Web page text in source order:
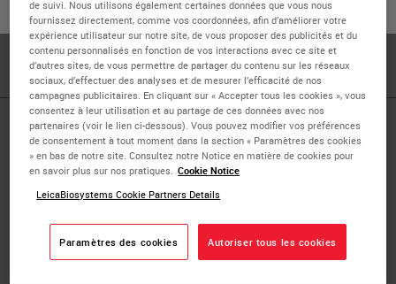
OUI ou Non
Neville J Farmer is a former Manager of Anatomical
Pathology at Dorevitch Pathology in Victoria, Australia.
Published Pieces by
Neville J
Artifacts in Histological and
Cytological Preparations
de suivi. Nous utilisons également certaines données que vous nous
fournissez directement, comme vos coordonnées, afin d’améliorer votre
expérience utilisateur sur notre site, de vous proposer des publicités et du
contenu personnalisés en fonction de vos interactions avec ce site et
d’autres sites, de vous permettre de partager du contenu sur les réseaux
sociaux, d’effectuer des analyses et de mesurer l’efficacité de nos
campagnes publicitaires. En cliquant sur « Accepter tous les cookies », vous
consentez à leur utilisation et au partage de ces données avec nos
partenaires (voir le lien ci-dessous). Vous pouvez modifier vos préférences
de consentement à tout moment dans la section « Paramètres des cookies
» en bas de notre site. Consultez notre Notice en matière de cookies pour
en savoir plus sur nos pratiques.
Cookie Notice
LeicaBiosystems Cookie Partners Details
Paramètres des cookies Autoriser tous les cookies